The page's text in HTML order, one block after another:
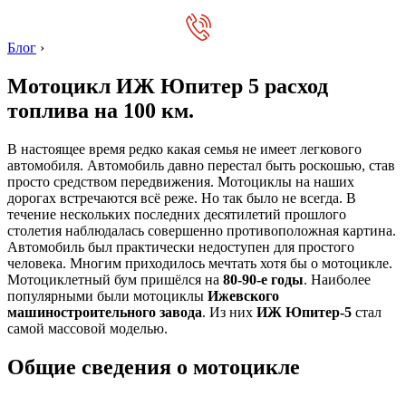
Блог ›
Мотоцикл ИЖ Юпитер 5 расход
топлива на 100 км.
В настоящее время редко какая семья не имеет легкового
автомобиля. Автомобиль давно перестал быть роскошью, став
просто средством передвижения. Мотоциклы на наших
дорогах встречаются всё реже. Но так было не всегда. В
течение нескольких последних десятилетий прошлого
столетия наблюдалась совершенно противоположная картина.
Автомобиль был практически недоступен для простого
человека. Многим приходилось мечтать хотя бы о мотоцикле.
Мотоциклетный бум пришёлся на 80-90-е годы. Наиболее
популярными были мотоциклы Ижевского
машиностроительного завода. Из них ИЖ Юпитер-5 стал
самой массовой моделью.
Общие сведения о мотоцикле